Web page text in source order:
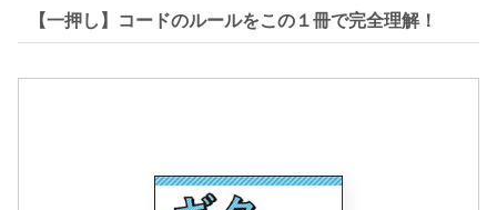
【一押し】コードのルールをこの１冊で完全理解！